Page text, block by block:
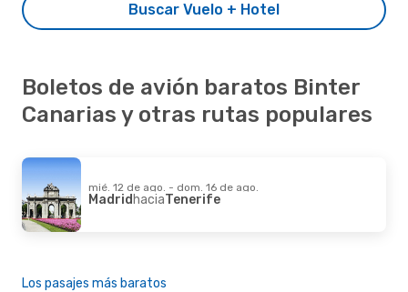
Buscar Vuelo + Hotel
Boletos de avión baratos Binter
Canarias y otras rutas populares
mié. 12 de ago. - dom. 16 de ago.
MadridhaciaTenerife
Los pasajes más baratos